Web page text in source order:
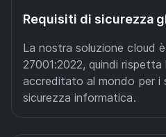
Requisiti di sicurezza
La nostra soluzione cloud
27001:2022, quindi
accreditato al mondo per i
sicurezza informatica.